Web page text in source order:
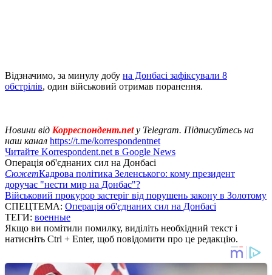
Відзначимо, за минулу добу на Донбасі зафіксували 8
обстрілів, один військовий отримав поранення.
Новини від Корреспондент.net у Telegram. Підписуйтесь на
наш канал https://t.me/korrespondentnet
Читайте Korrespondent.net в Google News
Операція об'єднаних сил на Донбасі
СюжетКадрова політика Зеленського: кому президент
доручає "нести мир на Донбас"?
Військовий прокурор застеріг від порушень закону в Золотому
СПЕЦТЕМА: Операція об'єднаних сил на Донбасі
ТЕГИ: военные
Якщо ви помітили помилку, виділіть необхідний текст і
натисніть Ctrl + Enter, щоб повідомити про це редакцію.